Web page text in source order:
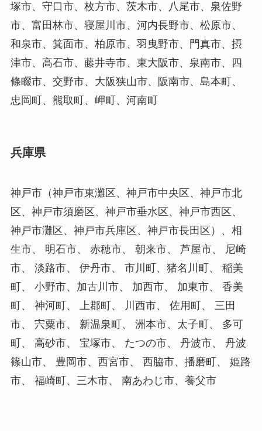
塚市、守口市、枚方市、茨木市、八尾市、泉佐野
市、富田林市、寝屋川市、河内長野市、松原市、
和泉市、箕面市、柏原市、羽曳野市、門真市、摂
津市、高石市、藤井寺市、東大阪市、泉南市、四
條畷市、交野市、大阪狭山市、阪南市、島本町、
忠岡町、熊取町、岬町、河南町
兵庫県
神戸市（神戸市東灘区、神戸市中央区、神戸市北
区、神戸市須磨区、神戸市垂水区、神戸市西区、
神戸市灘区、神戸市兵庫区、神戸市長田区）、相
生市、 明石市、 赤穂市、 朝来市、 芦屋市、 尼崎
市、 淡路市、 伊丹市、 市川町、猪名川町、 稲美
町、 小野市、加古川市、 加西市、 加東市、 香美
町、 神河町、 上郡町、 川西市、 佐用町、 三田
市、 宍粟市、 新温泉町、 洲本市、太子町、 多可
町、 高砂市、 宝塚市、 たつの市、 丹波市、 丹波
篠山市、 豊岡市、西宮市、 西脇市、播磨町、 姫路
市、 福崎町、三木市、 南あわじ市、養父市